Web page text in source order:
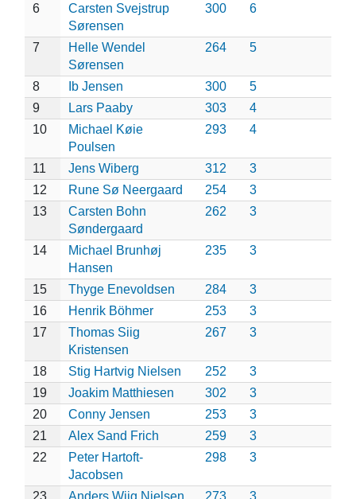
6
Carsten Svejstrup
Sørensen
300 6
7
Helle Wendel
Sørensen
264 5
8 Ib Jensen 300
5
9
Lars Paaby 303
4
10
Michael Køie
Poulsen
293 4
11 Jens Wiberg 312
3
12
Rune Sø Neergaard 254
3
13
Carsten Bohn
Søndergaard
262 3
14
Michael Brunhøj
Hansen
235 3
15 Thyge Enevoldsen 284
3
16
Henrik Böhmer 253
3
17
Thomas Siig
Kristensen
267 3
18 Stig Hartvig Nielsen 252
3
19
Joakim Matthiesen 302
3
20
Conny Jensen 253
3
21
Alex Sand Frich 259
3
22
Peter Hartoft-
Jacobsen
298 3
23 Anders Wiig Nielsen 273
3